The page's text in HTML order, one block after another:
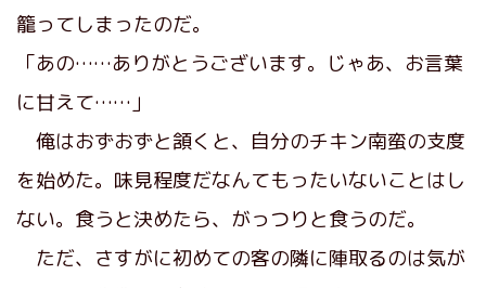
籠ってしまったのだ。
「あの……ありがとうございます。じゃあ、お言葉
に甘えて……」
俺はおずおずと頷くと、自分のチキン南蛮の支度
を始めた。味見程度だなんてもったいないことはし
ない。食うと決めたら、がっつりと食うのだ。
ただ、さすがに初めての客の隣に陣取るのは気が